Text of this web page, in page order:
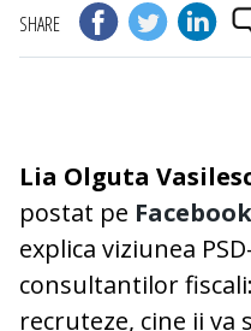
SHARE
Lia Olguta
postat pe Facebook
explica viziunea
consultantilor
recruteze, cine ii va